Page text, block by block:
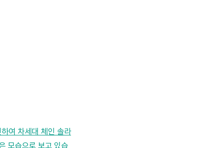
여 차세대 체인 솔라
모습으로 보고 있습